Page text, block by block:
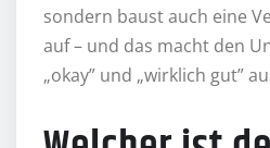
sondern baust auch eine
auf – und das macht den
„okay” und „wirklich gut”